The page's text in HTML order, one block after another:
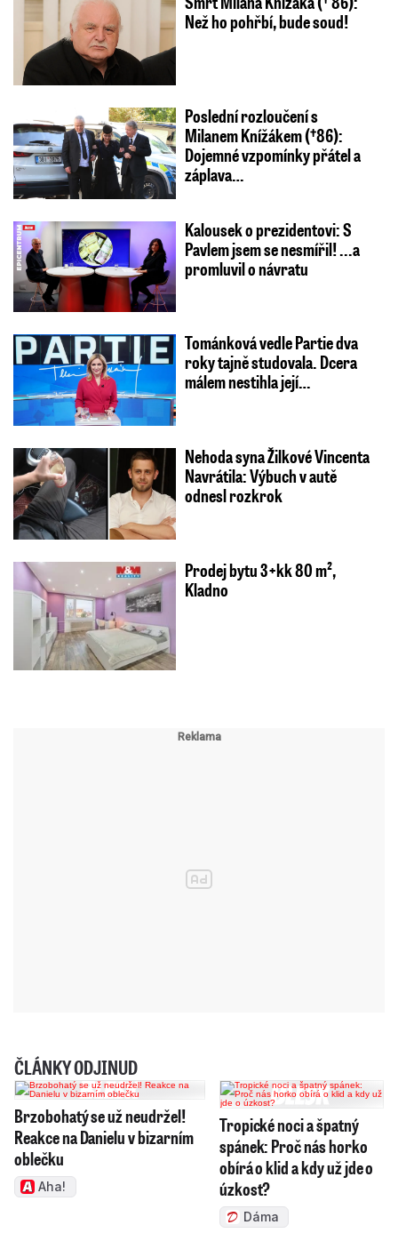
Než ho pohřbí, bude soud!
Poslední rozloučení s
Milanem Knížákem (†86):
Dojemné vzpomínky přátel a
záplava…
Kalousek o prezidentovi: S
Pavlem jsem se nesmířil! ...a
promluvil o návratu
Tománková vedle Partie dva
roky tajně studovala. Dcera
málem nestihla její…
Nehoda syna Žilkové Vincenta
Navrátila: Výbuch v autě
odnesl rozkrok
Prodej bytu 3+kk 80 m²,
Kladno
ČLÁNKY ODJINUD
Brzobohatý se už neudržel!
Reakce na Danielu v bizarním
oblečku
Aha!
Tropické noci a špatný
spánek: Proč nás horko
obírá o klid a kdy už jde o
úzkost?
Dáma